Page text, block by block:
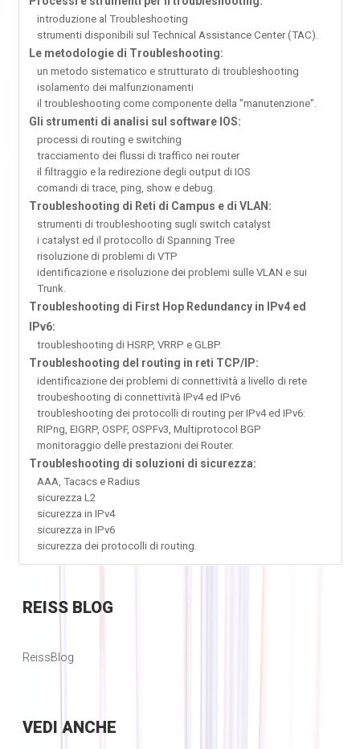
introduzione al Troubleshooting
strumenti disponibili sul Technical Assistance Center (TAC).
Le metodologie di Troubleshooting:
un metodo sistematico e strutturato di troubleshooting
isolamento dei malfunzionamenti
il troubleshooting come componente della "manutenzione".
Gli strumenti di analisi sul software IOS:
processi di routing e switching
tracciamento dei flussi di traffico nei router
il filtraggio e la redirezione degli output di IOS
comandi di trace, ping, show e debug.
Troubleshooting di Reti di Campus e di VLAN:
strumenti di troubleshooting sugli switch catalyst
i catalyst ed il protocollo di Spanning Tree
risoluzione di problemi di VTP
identificazione e risoluzione dei problemi sulle VLAN e sui
Trunk.
Troubleshooting di First Hop Redundancy in IPv4 ed
IPv6:
troubleshooting di HSRP, VRRP e GLBP.
Troubleshooting del routing in reti TCP/IP:
identificazione dei problemi di connettività a livello di rete
troubeshooting di connettività IPv4 ed IPv6
troubleshooting dei protocolli di routing per IPv4 ed IPv6:
RIPng, EIGRP, OSPF, OSPFv3, Multiprotocol BGP
monitoraggio delle prestazioni dei Router.
Troubleshooting di soluzioni di sicurezza:
AAA, Tacacs e Radius
sicurezza L2
sicurezza in IPv4
sicurezza in IPv6
sicurezza dei protocolli di routing.
REISSBLOG
ReissBlog
VEDI ANCHE